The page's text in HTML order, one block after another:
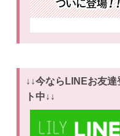
↓↓今ならLINEお友
ト中↓↓